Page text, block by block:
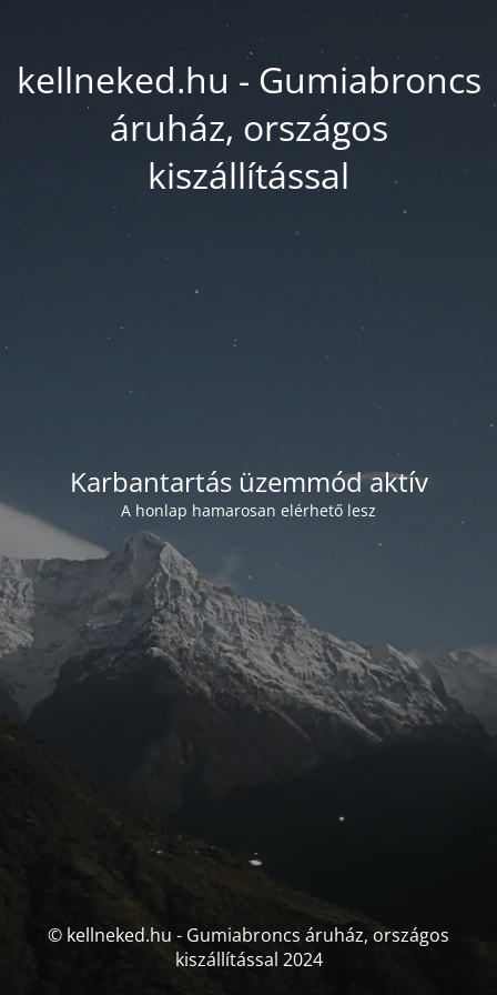
kellneked.hu - Gumiabroncs
áruház, országos
kiszállítással
Karbantartás üzemmód aktív
A honlap hamarosan elérhető lesz
© kellneked.hu - Gumiabroncs áruház, országos
kiszállítással 2024